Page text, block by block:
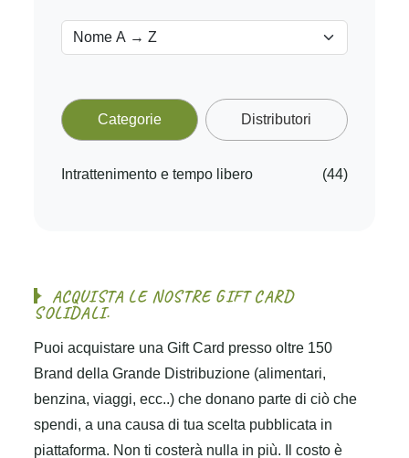
ACQUISTA LE NOSTRE GIFT CARD
SOLIDALI.
Puoi acquistare una Gift Card presso oltre 150
Brand della Grande Distribuzione (alimentari,
benzina, viaggi, ecc..) che donano parte di ciò che
spendi, a una causa di tua scelta pubblicata in
piattaforma. Non ti costerà nulla in più. Il costo è
Categorie Distributori
Intrattenimento e tempo libero (44)